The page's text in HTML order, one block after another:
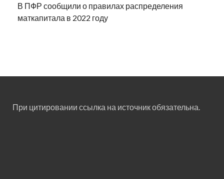
В ПФР сообщили о правилах распределения
маткапитала в 2022 году
При цитировании ссылка на источник обязательна.